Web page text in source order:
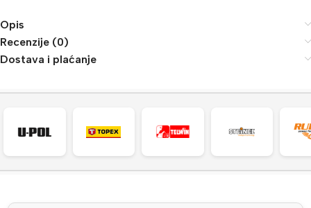
Opis
Recenzije (0)
Dostava i plaćanje